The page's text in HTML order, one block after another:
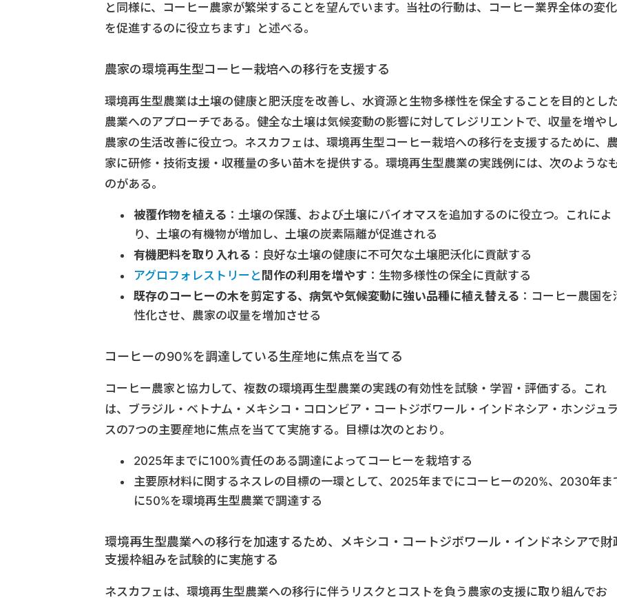
と同様に、コーヒー農家が繁栄することを望んでいます。当社の行動は、コーヒー業界全体の変化
を促進するのに役立ちます」と述べる。
農家の環境再生型コーヒー栽培への移行を支援する
環境再生型農業は土壌の健康と肥沃度を改善し、水資源と生物多様性を保全することを目的とし
農業へのアプローチである。健全な土壌は気候変動の影響に対してレジリエントで、収量を増やし
農家の生活改善に役立つ。ネスカフェは、環境再生型コーヒー栽培への移行を支援するために、農
家に研修・技術支援・収穫量の多い苗木を提供する。環境再生型農業の実践例には、次のような
のがある。
被覆作物を植える ：土壌の保護、および土壌にバイオマスを追加するのに役立つ。これによ
り、土壌の有機物が増加し、土壌の炭素隔離が促進される
有機肥料を取り入れる ：良好な土壌の健康に不可欠な土壌肥沃化に貢献する
アグロフォレストリーと 間作の利用を増やす ：生物多様性の保全に貢献する
既存のコーヒーの木を剪定する、病気や気候変動に強い品種に植え替える ：コーヒー農園を
性化させ、農家の収量を増加させる
コーヒーの90%を調達している生産地に焦点を当てる
コーヒー農家と協力して、複数の環境再生型農業の実践の有効性を試験・学習・評価する。これ
は、ブラジル・ベトナム・メキシコ・コロンビア・コートジボワール・インドネシア・ホンジュラ
スの7つの主要産地に焦点を当てて実施する。目標は次のとおり。
2025年までに100%責任のある調達によってコーヒーを栽培する
主要原材料に関するネスレの目標の一環として、2025年までにコーヒーの20%、2030年ま
に50%を環境再生型農業で調達する
環境再生型農業への移行を加速するため、メキシコ・コートジボワール・インドネシアで財
支援枠組みを試験的に実施する
ネスカフェは、環境再生型農業への移行に伴うリスクとコストを負う農家の支援に取り組んでお